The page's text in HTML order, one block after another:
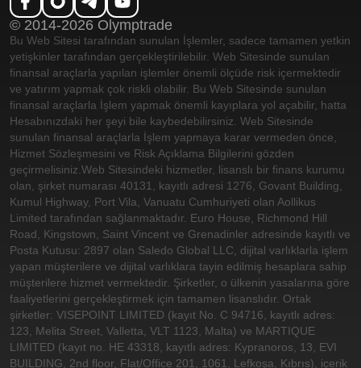
© 2014-2026 Olymptrade
Bu Web Sitesi tarafından sunulan İşlemler, sadece tamamen yetkin
yetişkinler tarafından gerçekleştirilebilir. Web Sitesinde sunulan
finansal araçlarla yapılan işlemler önemli ölçüde risk içermektedir
ve yatırım yapmak çok riskli olabilir. Bu Web Sitesinde sunulan
finansal araçlarla İşlem yapmak önemli kayıplara yol açabilir, hatta
Hesabınızdaki her şeyi bile kaybedebilirsiniz. Web Sitesinde
sunulan finansal araçlarla İşlem yapmaya karar vermeden önce,
Hizmet Sözleşmesini ve Risk Açıklama Bilgilerini gözden
geçirmelisiniz. Web Sitesindeki hizmetler, lisanslı bir finans kurumu
olan, şirket numarası 40131, kayıtlı adresi 1276, Govant Building,
Kumul Highway, Port Vila, Vanuatu Cumhuriyeti olan Aollikus
Limited tarafından sağlanmaktadır. Euro House, Richmond Hill
Road, Kingstown, Saint Vincent ve Grenadinler adresinde kayıtlı ve
Posta Kutusu: 2897 olan Saledo Global LLC, dijital varlıklarla işlem
yapan müşterilere ve dijital varlıklara tayin edilmiş hesaplara sahip
müşterilere hizmet vermektedir. Şirketler, o ülkenin yasalarına göre
faaliyetlerini gerçekleştirmek için tamamen lisanslıdır. Ortak
şirketler: VISEPOINT LIMITED (kayıt No. C 94716, kayıtlı adres:
123, Melita Street, Valletta, VLT 1123, Malta) ve MARTIQUE
LIMITED (kayıt no. HE 43318, kayıtlı adres: Kypranoros, 13, EVI
BUILDING, 2nd floor, Flat/Office 201, 1061, Lefkoşa, Kıbrıs), içerik